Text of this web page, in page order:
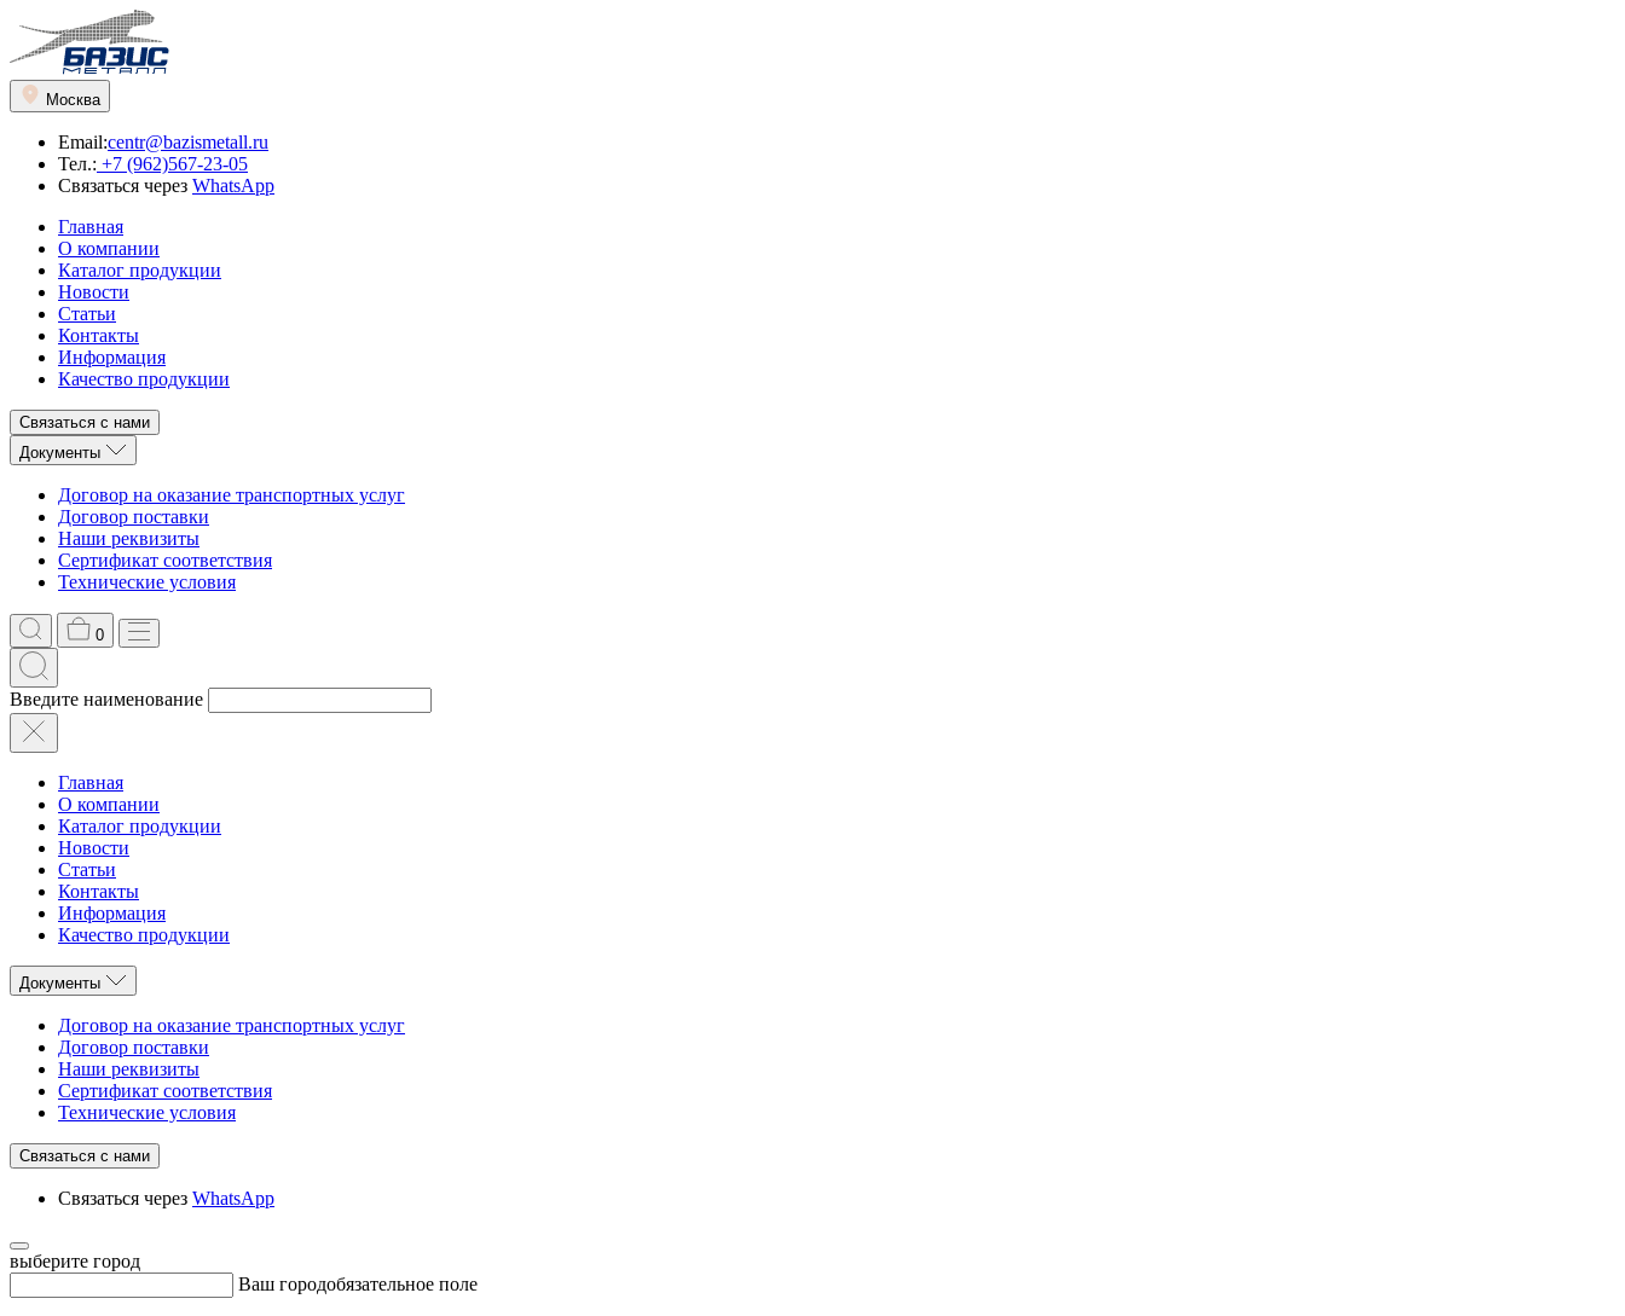
Москва
Email:centr@bazismetall.ru
Тел.: +7 (962)567-23-05
Связаться через WhatsApp
Главная
О компании
Каталог продукции
Новости
Статьи
Контакты
Информация
Качество продукции
Связаться с нами
Документы
Договор на оказание транспортных услуг
Договор поставки
Наши реквизиты
Сертификат соответствия
Технические условия
0
Введите наименование
Главная
О компании
Каталог продукции
Новости
Статьи
Контакты
Информация
Качество продукции
Документы
Договор на оказание транспортных услуг
Договор поставки
Наши реквизиты
Сертификат соответствия
Технические условия
Связаться с нами
Связаться через WhatsApp
выберите город
Ваш городобязательное поле